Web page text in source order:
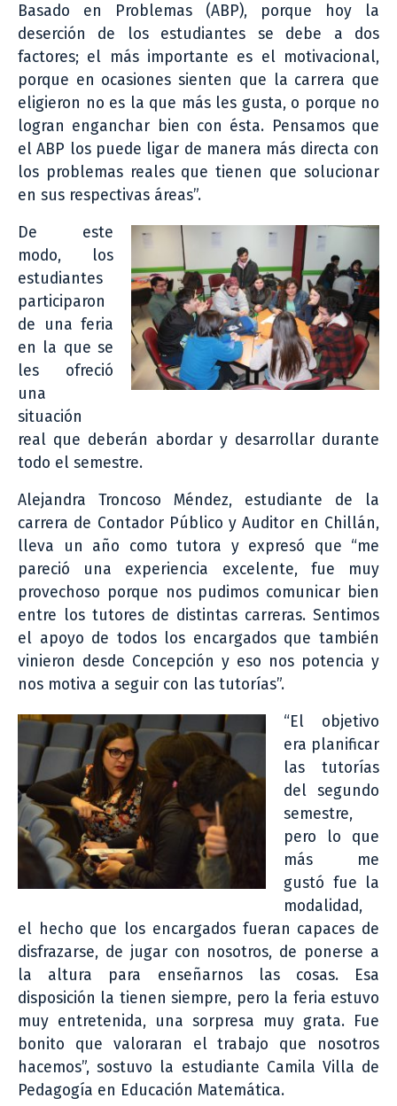
Basado en Problemas (ABP), porque hoy la
deserción de los estudiantes se debe a dos
factores; el más importante es el motivacional,
porque en ocasiones sienten que la carrera que
eligieron no es la que más les gusta, o porque no
logran enganchar bien con ésta. Pensamos que
el ABP los puede ligar de manera más directa con
los problemas reales que tienen que solucionar
en sus respectivas áreas”.
De este
modo, los
estudiantes
participaron
de una feria
en la que se
les ofreció
una
situación
real que deberán abordar y desarrollar durante
todo el semestre.
Alejandra Troncoso Méndez, estudiante de la
carrera de Contador Público y Auditor en Chillán,
lleva un año como tutora y expresó que “me
pareció una experiencia excelente, fue muy
provechoso porque nos pudimos comunicar bien
entre los tutores de distintas carreras. Sentimos
el apoyo de todos los encargados que también
vinieron desde Concepción y eso nos potencia y
nos motiva a seguir con las tutorías”.
“El objetivo
era planificar
las tutorías
del segundo
semestre,
pero lo que
más me
gustó fue la
modalidad,
el hecho que los encargados fueran capaces de
disfrazarse, de jugar con nosotros, de ponerse a
la altura para enseñarnos las cosas. Esa
disposición la tienen siempre, pero la feria estuvo
muy entretenida, una sorpresa muy grata. Fue
bonito que valoraran el trabajo que nosotros
hacemos”, sostuvo la estudiante Camila Villa de
Pedagogía en Educación Matemática.